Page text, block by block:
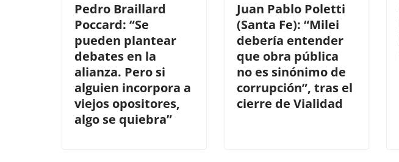
Pedro Braillard
Poccard: “Se
pueden plantear
debates en la
alianza. Pero si
alguien incorpora a
viejos opositores,
algo se quiebra”
Juan Pablo Poletti
(Santa Fe): “Milei
debería entender
que obra pública
no es sinónimo de
corrupción”, tras el
cierre de Vialidad